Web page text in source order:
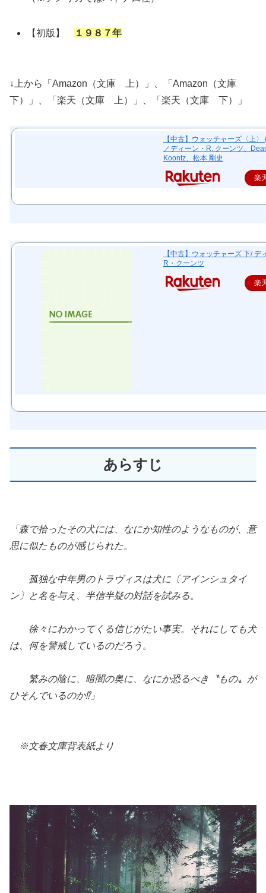
【初版】 １９８７年
↓上から「Amazon（文庫 上）」、「Amazon（文庫
下）」、「楽天（文庫 上）」、「楽天（文庫 下）」
【中古】ウォッチャーズ〈上〉
／ディーン・R. クーンツ、
Koontz、松本 剛史
楽
【中古】ウォッチャーズ 下/ デ
R・クーンツ
楽
あらすじ
「森で拾ったその犬には、なにか知性のようなものが、意
思に似たものが感じられた。
孤独な中年男のトラヴィスは犬に〔アインシュタイ
ン〕と名を与え、半信半疑の対話を試みる。
徐々にわかってくる信じがたい事実。それにしても犬
は、何を警戒しているのだろう。
繁みの陰に、暗闇の奥に、なにか恐るべき〝もの〟が
ひそんでいるのか⁉︎」
※文春文庫背表紙より